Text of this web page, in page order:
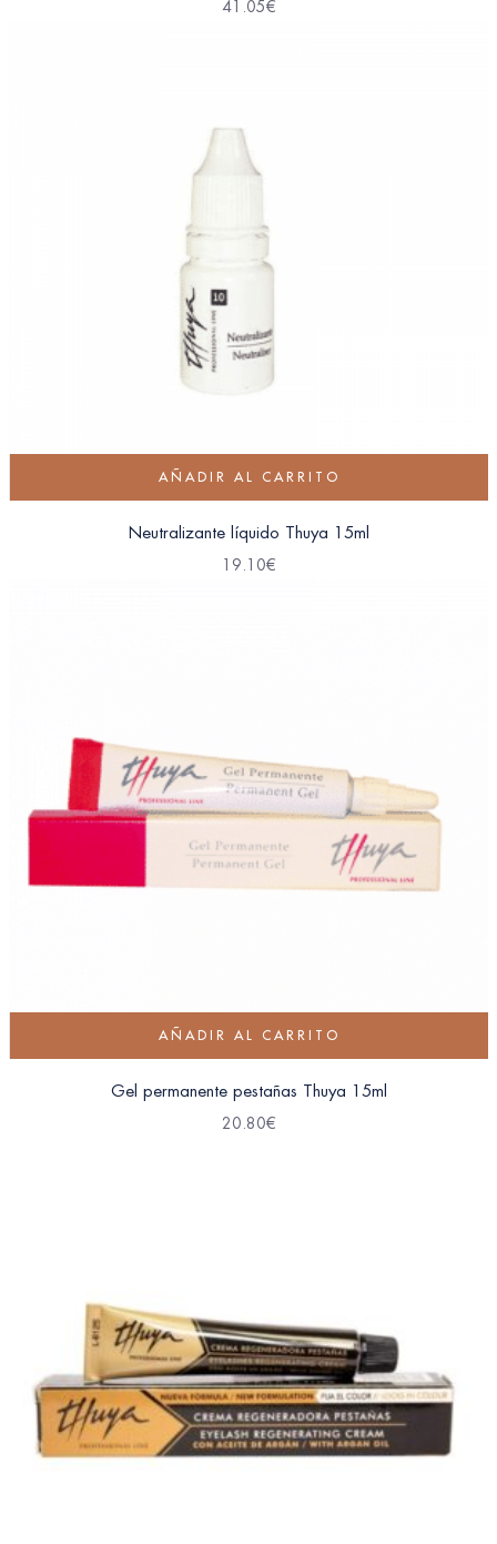
41.05€
AÑADIR AL CARRITO
Neutralizante líquido Thuya 15ml
19.10€
AÑADIR AL CARRITO
Gel permanente pestañas Thuya 15ml
20.80€